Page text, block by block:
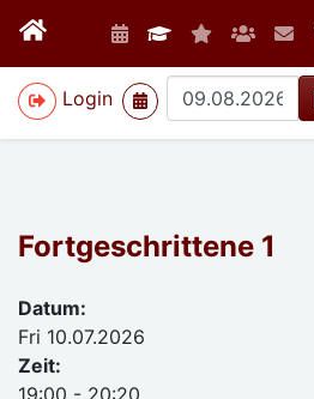
Login
>
Fortgeschrittene 1
Datum:
Fri 10.07.2026
Zeit:
19:00 - 20:20